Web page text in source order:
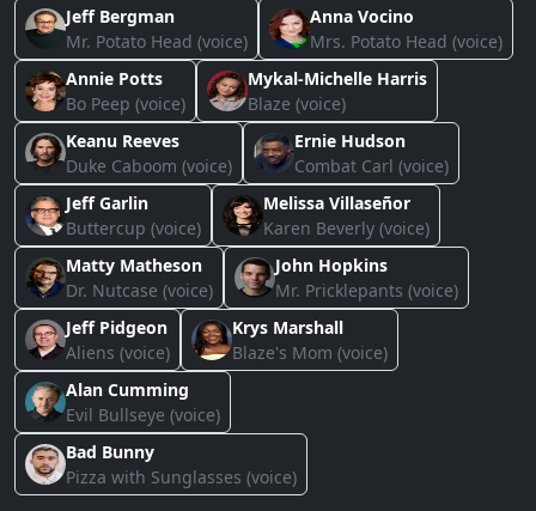
Jeff Bergman
Mr. Potato Head (voice)
Anna Vocino
Mrs. Potato Head (voice)
Annie Potts
Bo Peep (voice)
Mykal-Michelle Harris
Blaze (voice)
Keanu Reeves
Duke Caboom (voice)
Ernie Hudson
Combat Carl (voice)
Jeff Garlin
Buttercup (voice)
Melissa Villaseñor
Karen Beverly (voice)
Matty Matheson
Dr. Nutcase (voice)
John Hopkins
Mr. Pricklepants (voice)
Jeff Pidgeon
Aliens (voice)
Krys Marshall
Blaze's Mom (voice)
Alan Cumming
Evil Bullseye (voice)
Bad Bunny
Pizza with Sunglasses (voice)